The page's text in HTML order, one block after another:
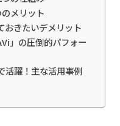
メリット
おきたいデメリット
」の圧倒的パフォー
活躍！主な活用事例